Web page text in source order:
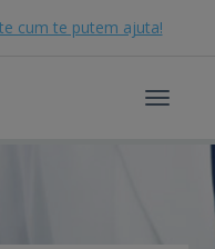
cum te putem ajuta!
Toggle